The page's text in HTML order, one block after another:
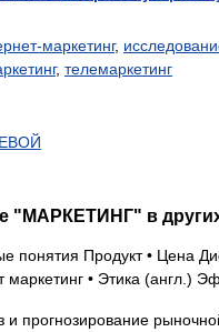
маркетинг,
, телемаркетинг
"МАРКЕТИНГ" в
понятия Продукт • Цена
маркетинг • Этика (англ.)
прогнозирование